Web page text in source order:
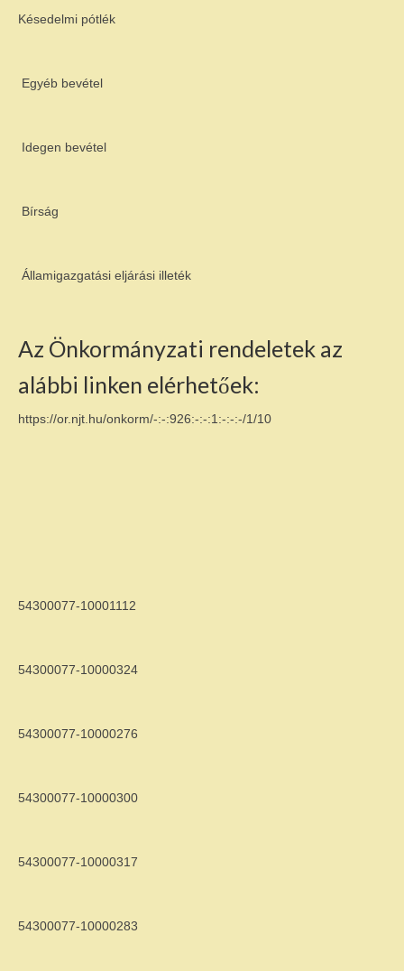
Késedelmi pótlék
Egyéb bevétel
Idegen bevétel
Bírság
Államigazgatási eljárási illeték
Az Önkormányzati rendeletek az
alábbi linken elérhetőek:
https://or.njt.hu/onkorm/-:-:926:-:-:1:-:-:-/1/10
54300077-10001112
54300077-10000324
54300077-10000276
54300077-10000300
54300077-10000317
54300077-10000283